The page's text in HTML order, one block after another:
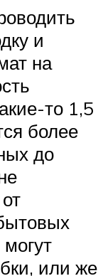
и
на
то 1,5
более
до
или же